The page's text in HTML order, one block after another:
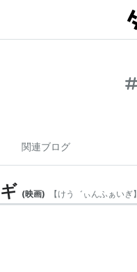
関連ブログ
(映画) 【けう゛ぃんふぁいぎ】